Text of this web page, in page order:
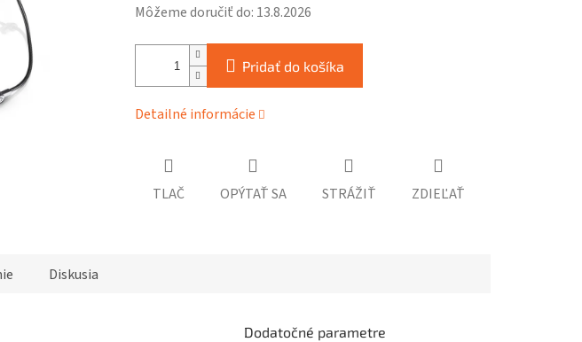
Môžeme doručiť do: 13.8.2026
Pridať do košíka
Detailné informácie
TLAČ OPÝTAŤ SA STRÁŽIŤ ZDIEĽAŤ
Diskusia
Dodatočné parametre